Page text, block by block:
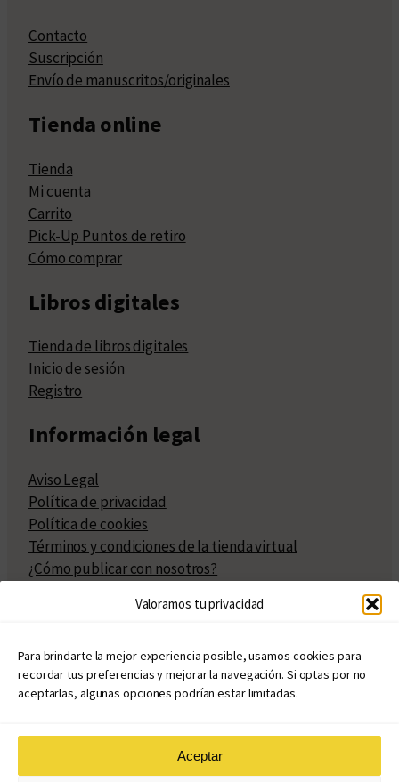
Valoramos tu privacidad
Para brindarte la mejor experiencia posible, usamos cookies para
recordar tus preferencias y mejorar la navegación. Si optas por no
aceptarlas, algunas opciones podrían estar limitadas.
Aceptar
Contacto
Suscripción
Envío de manuscritos/originales
Tienda online
Tienda
Mi cuenta
Carrito
Pick-Up Puntos de retiro
Cómo comprar
Libros digitales
Tienda de libros digitales
Inicio de sesión
Registro
Información legal
Aviso Legal
Política de privacidad
Política de cookies
Términos y condiciones de la tienda virtual
¿Cómo publicar con nosotros?
Políticas de publicación
Políticas de coedición
Atribuciones